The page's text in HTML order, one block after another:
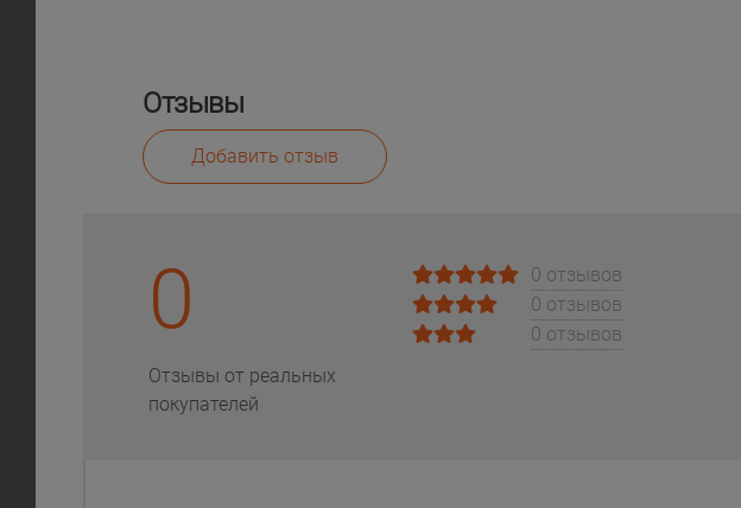
Отзывы
Добавить отзыв
0
Отзывы от реальных
покупателей
0 отзывов
0 отзывов
0 отзывов